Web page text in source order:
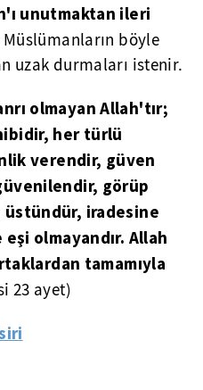
unutmaktan ileri
böyle
uzak durmaları istenir.
olmayan Allah'tır;
her türlü
verendir, güven
görüp
iradesine
olmayandır. Allah
tamamıyla
23 ayet)